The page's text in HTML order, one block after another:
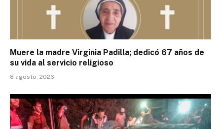
Muere la madre Virginia Padilla; dedicó 67 años de
su vida al servicio religioso
8 agosto, 2026